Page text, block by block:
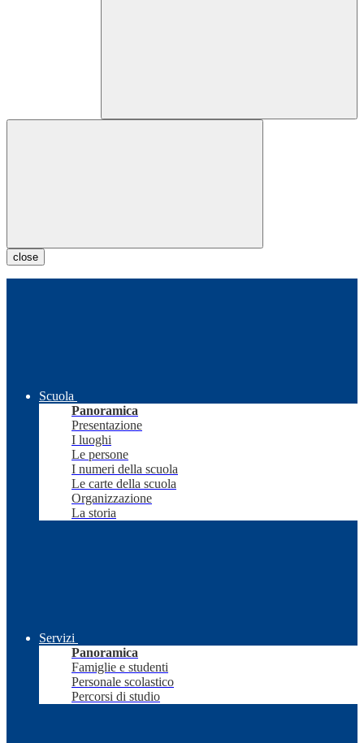
close
Scuola
Panoramica
Presentazione
I luoghi
Le persone
I numeri della scuola
Le carte della scuola
Organizzazione
La storia
Servizi
Panoramica
Famiglie e studenti
Personale scolastico
Percorsi di studio